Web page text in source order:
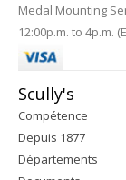
Medal Mounting
12:00p.m. to 4p.m.
Scully's
Compétence
Depuis 1877
Départements